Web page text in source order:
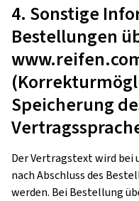
4. Sonstige
Bestellungen
Speicherung
Der Vertragstext wird bei
nach Abschluss des
werden. Bei Bestellung